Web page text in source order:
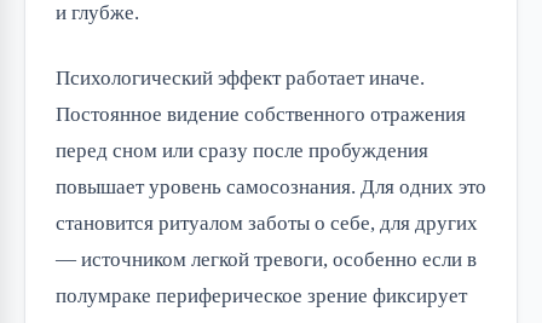
и глубже.
Психологический эффект работает иначе.
Постоянное видение собственного отражения
перед сном или сразу после пробуждения
повышает уровень самосознания. Для одних это
становится ритуалом заботы о себе, для других
— источником легкой тревоги, особенно если в
полумраке периферическое зрение фиксирует